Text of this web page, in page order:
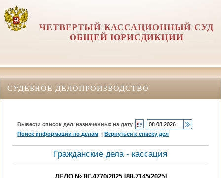
ЧЕТВЕРТЫЙ КАССАЦИОННЫЙ СУД
ОБЩЕЙ ЮРИСДИКЦИИ
СУДЕБНОЕ ДЕЛОПРОИЗВОДСТВО
Вывести список дел, назначенных на дату
Поиск информации по делам |Вернуться к списку дел
Гражданские дела - кассация
ДЕЛО № 8Г-4770/2025 [88-7145/2025]